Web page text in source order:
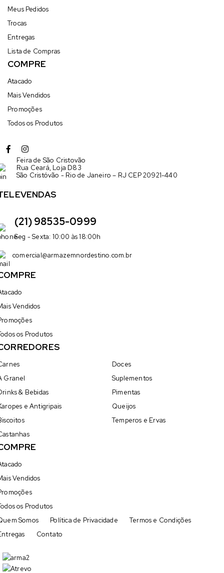
Meus Pedidos
Trocas
Entregas
Lista de Compras
COMPRE
Atacado
Mais Vendidos
Promoções
Todos os Produtos
Feira de São Cristovão
Rua Ceará, Loja D83
São Cristóvão - Rio de Janeiro – RJ CEP 20921-440
(21) 98535-0999
Seg - Sexta: 10:00 às 18:00h
comercial@armazemnordestino.com.br
Vendidos
os Produtos
Granel
& Bebidas
e Antigripais
Doces
Suplementos
Pimentas
Queijos
Temperos e Ervas
Vendidos
os Produtos
Somos
Política de Privacidade
Termos e Condições
Contato